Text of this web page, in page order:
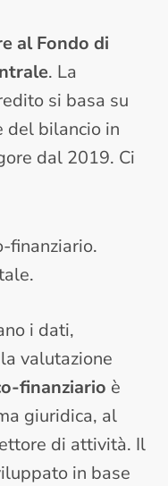
al Fondo di
. La
si basa su
del bilancio in
dal 2019. Ci
finanziario.
i dati,
valutazione
finanziario è
giuridica, al
di attività. Il
in base